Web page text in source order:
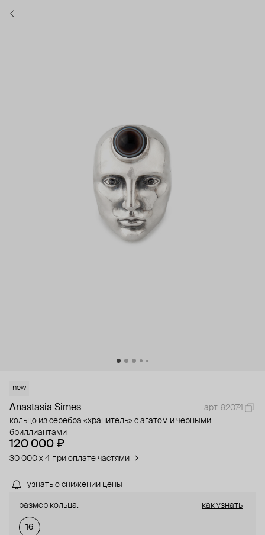
new
Anastasia Simes
арт. 92074
кольцо из серебра «хранитель» с агатом и черными
бриллиантами
120 000 ₽
30 000 x 4 при оплате частями
узнать о снижении цены
размер кольца: как узнать
16